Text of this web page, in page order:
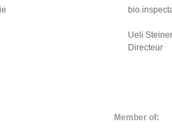
Ueli Steiner
Directeur
Member of: